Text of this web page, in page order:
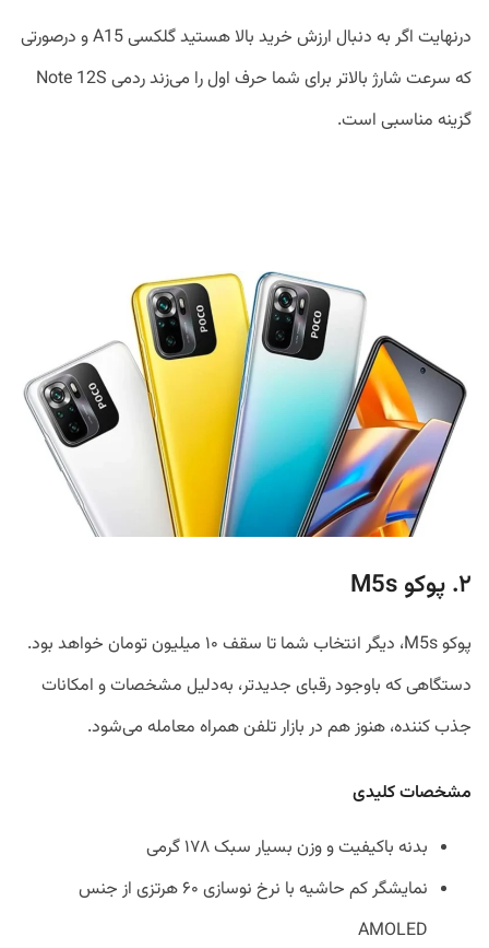
درنهایت اگر به دنبال ارزش خرید بالا هستید گلکسی A15 و درصورتی
که سرعت شارژ بالاتر برای شما حرف اول را می‌زند ردمی Note 12S
گزینه مناسبی است.
۲. پوکو M5s
پوکو M5s، دیگر انتخاب شما تا سقف ۱۰ میلیون تومان خواهد بود.
دستگاهی که باوجود رقبای جدیدتر، به‌دلیل مشخصات و امکانات
جذب کننده، هنوز هم در بازار تلفن همراه معامله می‌شود.
مشخصات کلیدی
بدنه باکیفیت و وزن بسیار سبک ۱۷۸ گرمی
نمایشگر کم حاشیه با نرخ نوسازی ۶۰ هرتزی از جنس
AMOLED